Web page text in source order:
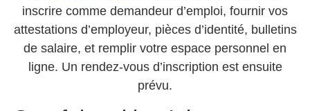
inscrire comme demandeur d’emploi, fournir vos
attestations d’employeur, pièces d’identité, bulletins
de salaire, et remplir votre espace personnel en
ligne. Un rendez-vous d’inscription est ensuite
prévu.